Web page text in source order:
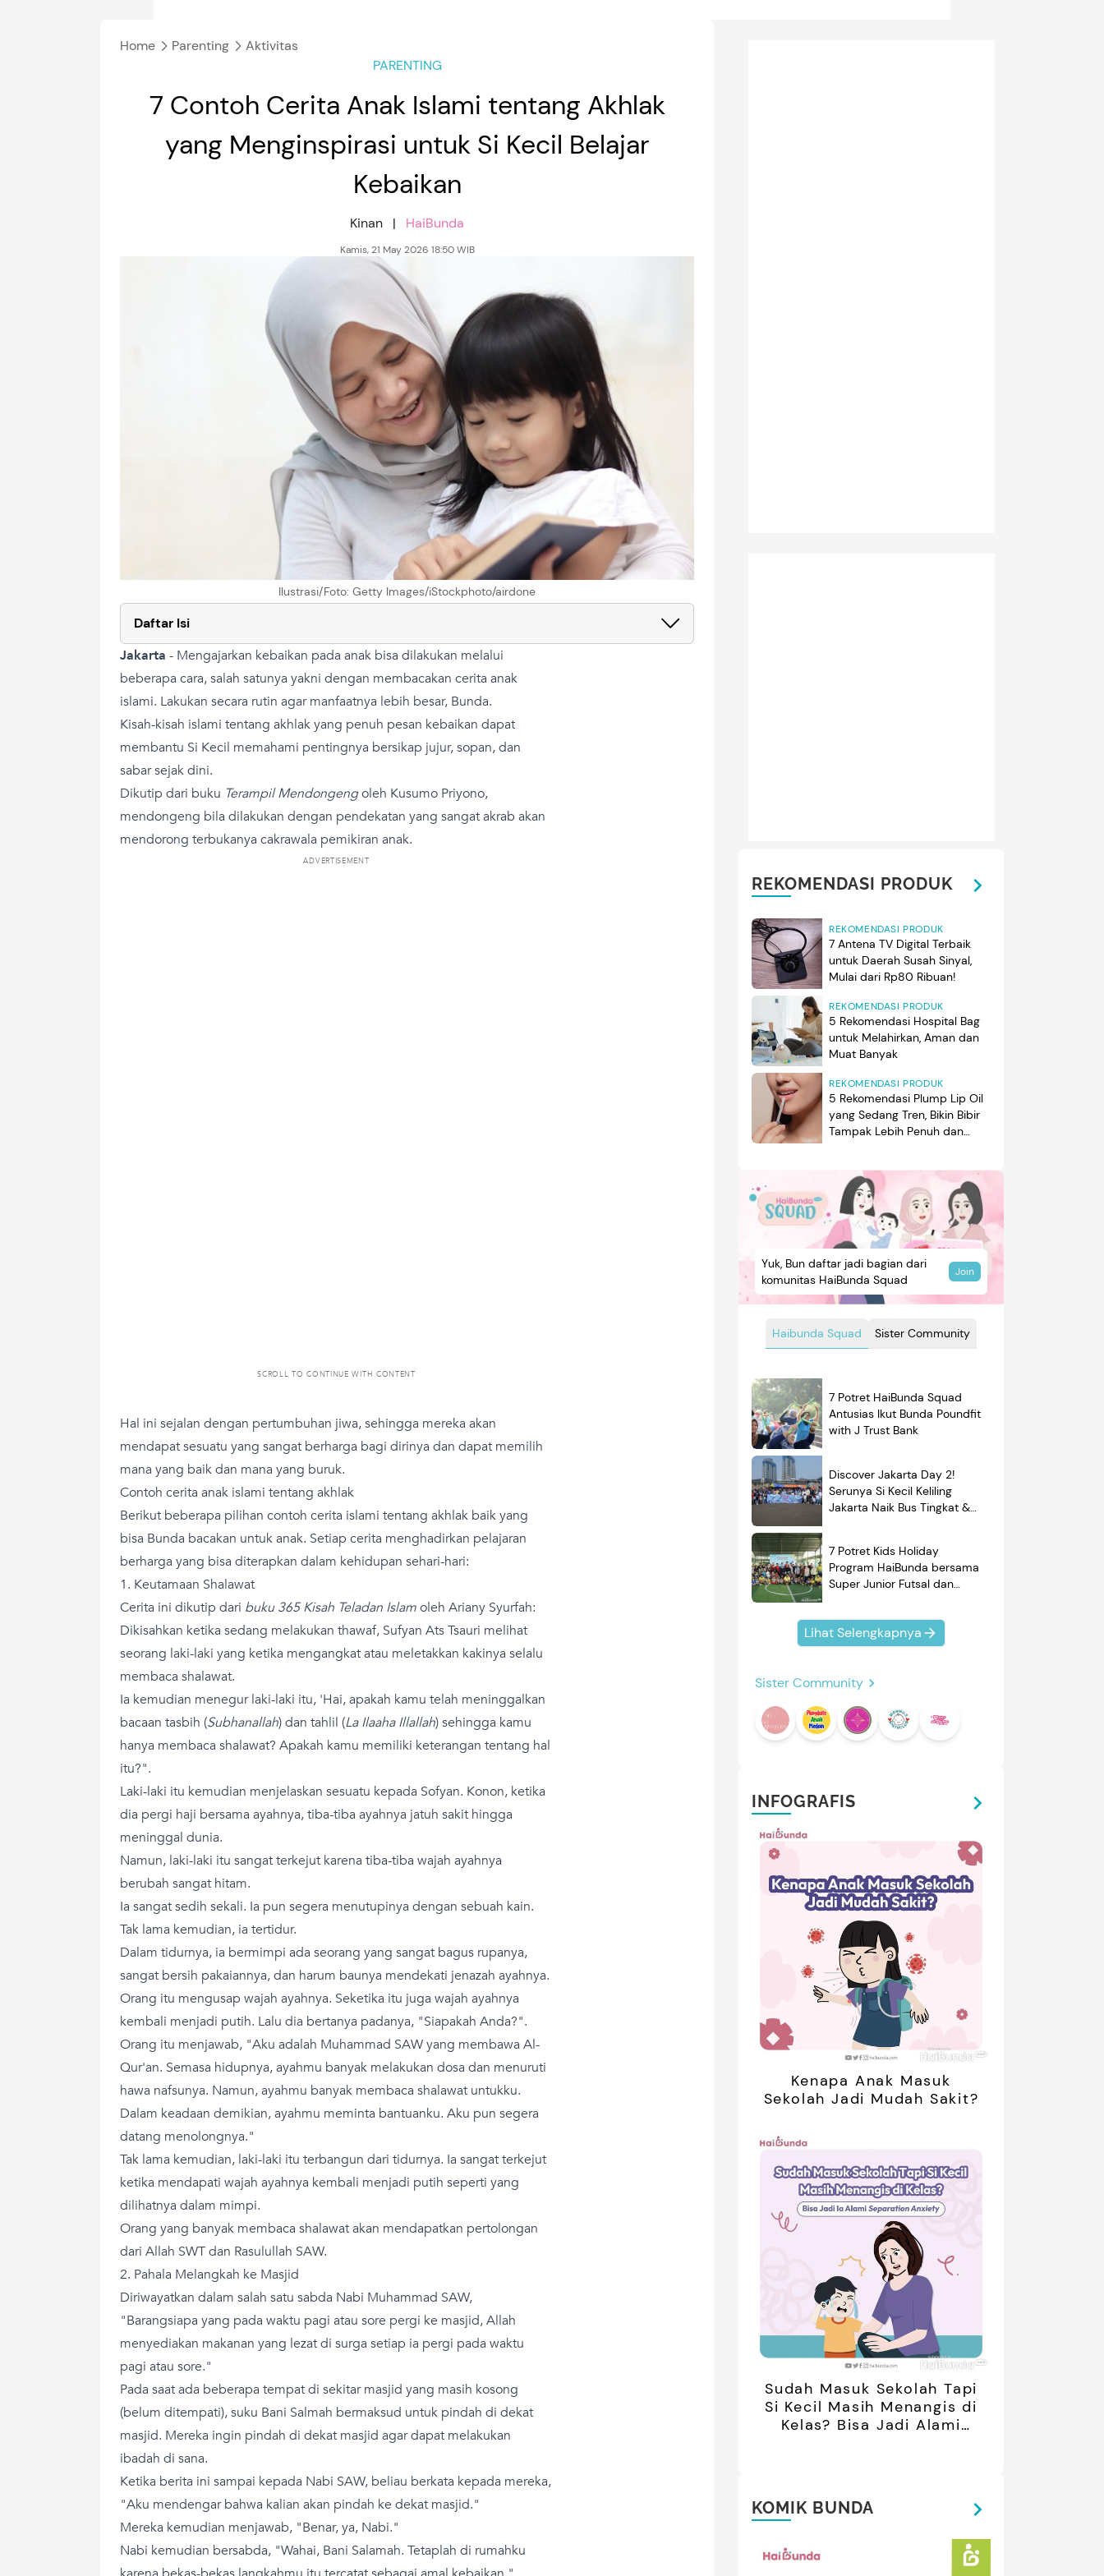
Home Parenting
Aktivitas
PARENTING
7 Contoh Cerita Anak Islami tentang Akhlak
yang Menginspirasi untuk Si Kecil Belajar
Kebaikan
Kinan | HaiBunda
Kamis, 21 May 2026 18:50 WIB
Ilustrasi/Foto: Getty Images/iStockphoto/airdone
Daftar Isi
Jakarta - Mengajarkan kebaikan pada anak bisa dilakukan melalui
beberapa cara, salah satunya yakni dengan membacakan cerita anak
islami. Lakukan secara rutin agar manfaatnya lebih besar, Bunda.
Kisah-kisah islami tentang akhlak yang penuh pesan kebaikan dapat
membantu Si Kecil memahami pentingnya bersikap jujur, sopan, dan
sabar sejak dini.
Dikutip dari buku Terampil Mendongengoleh Kusumo Priyono,
mendongeng bila dilakukan dengan pendekatan yang sangat akrab akan
mendorong terbukanya cakrawala pemikiran anak.
ADVERTISEMENT
SCROLL TO CONTINUE WITH CONTENT
Hal ini sejalan dengan pertumbuhan jiwa, sehingga mereka akan
mendapat sesuatu yang sangat berharga bagi dirinya dan dapat memilih
mana yang baik dan mana yang buruk.
Contoh cerita anak islami tentang akhlak
Berikut beberapa pilihan contoh cerita islami tentang akhlak baik yang
bisa Bunda bacakan untuk anak. Setiap cerita menghadirkan pelajaran
berharga yang bisa diterapkan dalam kehidupan sehari-hari:
1. Keutamaan Shalawat
Cerita ini dikutip dari buku 365 Kisah Teladan Islamoleh Ariany Syurfah:
Dikisahkan ketika sedang melakukan thawaf, Sufyan Ats Tsauri melihat
seorang laki-laki yang ketika mengangkat atau meletakkan kakinya selalu
membaca shalawat.
Ia kemudian menegur laki-laki itu, 'Hai, apakah kamu telah meninggalkan
bacaan tasbih (Subhanallah) dan tahlil (La Ilaaha Illallah) sehingga kamu
hanya membaca shalawat? Apakah kamu memiliki keterangan tentang hal
itu?".
Laki-laki itu kemudian menjelaskan sesuatu kepada Sofyan. Konon, ketika
dia pergi haji bersama ayahnya, tiba-tiba ayahnya jatuh sakit hingga
meninggal dunia.
Namun, laki-laki itu sangat terkejut karena tiba-tiba wajah ayahnya
berubah sangat hitam.
Ia sangat sedih sekali. Ia pun segera menutupinya dengan sebuah kain.
Tak lama kemudian, ia tertidur.
Dalam tidurnya, ia bermimpi ada seorang yang sangat bagus rupanya,
sangat bersih pakaiannya, dan harum baunya mendekati jenazah ayahnya.
Orang itu mengusap wajah ayahnya. Seketika itu juga wajah ayahnya
kembali menjadi putih. Lalu dia bertanya padanya, "Siapakah Anda?".
Orang itu menjawab, "Aku adalah Muhammad SAW yang membawa Al-
Qur'an. Semasa hidupnya, ayahmu banyak melakukan dosa dan menuruti
hawa nafsunya. Namun, ayahmu banyak membaca shalawat untukku.
Dalam keadaan demikian, ayahmu meminta bantuanku. Aku pun segera
datang menolongnya."
Tak lama kemudian, laki-laki itu terbangun dari tidurnya. Ia sangat terkejut
ketika mendapati wajah ayahnya kembali menjadi putih seperti yang
dilihatnya dalam mimpi.
Orang yang banyak membaca shalawat akan mendapatkan pertolongan
dari Allah SWT dan Rasulullah SAW.
2. Pahala Melangkah ke Masjid
Diriwayatkan dalam salah satu sabda Nabi Muhammad SAW,
"Barangsiapa yang pada waktu pagi atau sore pergi ke masjid, Allah
menyediakan makanan yang lezat di surga setiap ia pergi pada waktu
pagi atau sore."
Pada saat ada beberapa tempat di sekitar masjid yang masih kosong
(belum ditempati), suku Bani Salmah bermaksud untuk pindah di dekat
masjid. Mereka ingin pindah di dekat masjid agar dapat melakukan
ibadah di sana.
Ketika berita ini sampai kepada Nabi SAW, beliau berkata kepada mereka,
"Aku mendengar bahwa kalian akan pindah ke dekat masjid."
Mereka kemudian menjawab, "Benar, ya, Nabi."
Nabi kemudian bersabda, "Wahai, Bani Salamah. Tetaplah di rumahku
REKOMENDASI PRODUK
REKOMENDASI PRODUK
7 Antena TV Digital Terbaik
untuk Daerah Susah Sinyal,
Mulai dari Rp80 Ribuan!
REKOMENDASI PRODUK
5 Rekomendasi Hospital Bag
untuk Melahirkan, Aman dan
Muat Banyak
REKOMENDASI PRODUK
5 Rekomendasi Plump Lip Oil
yang Sedang Tren, Bikin Bibir
Tampak Lebih Penuh dan
Haibunda Squad Sister Community
Yuk, Bun daftar jadi bagian dari
komunitas HaiBunda Squad
Join
7 Potret HaiBunda Squad
Antusias Ikut Bunda Poundfit
with J Trust Bank
Discover Jakarta Day 2!
Serunya Si Kecil Keliling
Jakarta Naik Bus Tingkat &
7 Potret Kids Holiday
Program HaiBunda bersama
Super Junior Futsal dan
Kompak Banget!
Lihat Selengkapnya
Sister Community
INFOGRAFIS
Kenapa Anak Masuk
Sekolah Jadi Mudah Sakit?
Sudah Masuk Sekolah Tapi
Si Kecil Masih Menangis di
Kelas? Bisa Jadi Alami
KOMIK BUNDA